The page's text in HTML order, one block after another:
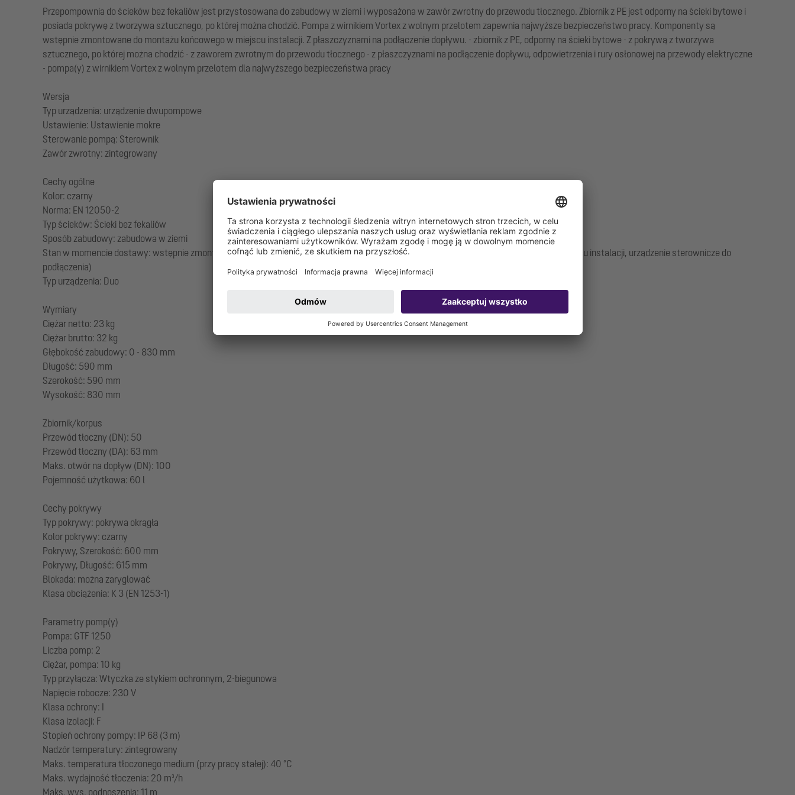
Przepompownia do ścieków bez fekaliów jest przystosowana do zabudowy w ziemi i wyposażona w zawór zwrotny do przewodu tłocznego. Zbiornik z PE jest odporny na ścieki bytowe i
posiada pokrywę z tworzywa sztucznego, po której można chodzić. Pompa z wirnikiem Vortex z wolnym przelotem zapewnia najwyższe bezpieczeństwo pracy. Komponenty są
wstępnie zmontowane do montażu końcowego w miejscu instalacji. Z płaszczyznami na podłączenie dopływu. - zbiornik z PE, odporny na ścieki bytowe - z pokrywą z tworzywa
sztucznego, po której można chodzić - z zaworem zwrotnym do przewodu tłocznego - z płaszczyznami na podłączenie dopływu, odpowietrzenia i rury osłonowej na przewody elektryczne
- pompa(y) z wirnikiem Vortex z wolnym przelotem dla najwyższego bezpieczeństwa pracy
Wersja
Typ urządzenia: urządzenie dwupompowe
Ustawienie: Ustawienie mokre
Sterowanie pompą: Sterownik
Zawór zwrotny: zintegrowany
Cechy ogólne
Kolor: czarny
Norma: EN 12050-2
Typ ścieków: Ścieki bez fekaliów
Sposób zabudowy: zabudowa w ziemi
Stan w momencie dostawy: wstępnie zmontowany do montażu końcowego w miejscu instalacji (pompy i czujniki do zamontowania w miejscu instalacji, urządzenie sterownicze do
podłączenia)
Typ urządzenia: Duo
Wymiary
Ciężar netto: 23 kg
Ciężar brutto: 32 kg
Głębokość zabudowy: 0 - 830 mm
Długość: 590 mm
Szerokość: 590 mm
Wysokość: 830 mm
Zbiornik/korpus
Przewód tłoczny (DN): 50
Przewód tłoczny (DA): 63 mm
Maks. otwór na dopływ (DN): 100
Pojemność użytkowa: 60 l
Cechy pokrywy
Typ pokrywy: pokrywa okrągła
Kolor pokrywy: czarny
Pokrywy, Szerokość: 600 mm
Pokrywy, Długość: 615 mm
Blokada: można zaryglować
Klasa obciążenia: K 3 (EN 1253-1)
Parametry pomp(y)
Pompa: GTF 1250
Liczba pomp: 2
Ciężar, pompa: 10 kg
Typ przyłącza: Wtyczka ze stykiem ochronnym, 2-biegunowa
Napięcie robocze: 230 V
Klasa ochrony: I
Klasa izolacji: F
Stopień ochrony pompy: IP 68 (3 m)
Nadzór temperatury: zintegrowany
Maks. temperatura tłoczonego medium (przy pracy stałej): 40 °C
Maks. wydajność tłoczenia: 20 m³/h
Maks. wys. podnoszenia: 11 m